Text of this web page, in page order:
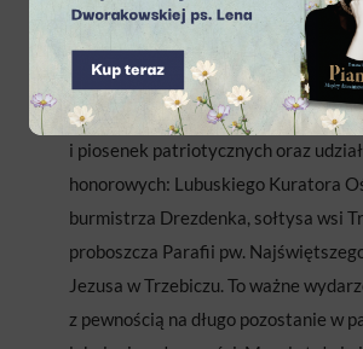
odniesień do walki o wolność i
ojczyzny.
Akademię szkolną uświetnił koncert
i piosenek patriotycznych oraz
honorowych: Lubuskiego Kuratora
burmistrza Drezdenka, sołtysa wsi
proboszcza Parafii pw.
Jezusa w Trzebiczu. To ważne
z pewnością na długo pozostanie w